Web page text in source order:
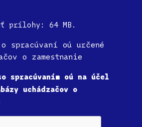
prílohy: 64 MB.
spracúvaní oú určené
o zamestnanie
spracúvaním oú na účel
uchádzačov o